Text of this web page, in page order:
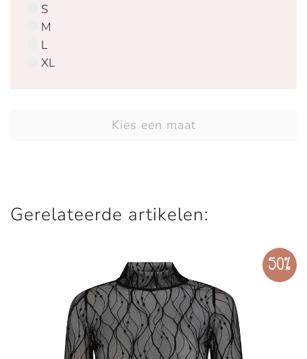
S
M
L
XL
Kies een maat
Gerelateerde artikelen:
50%